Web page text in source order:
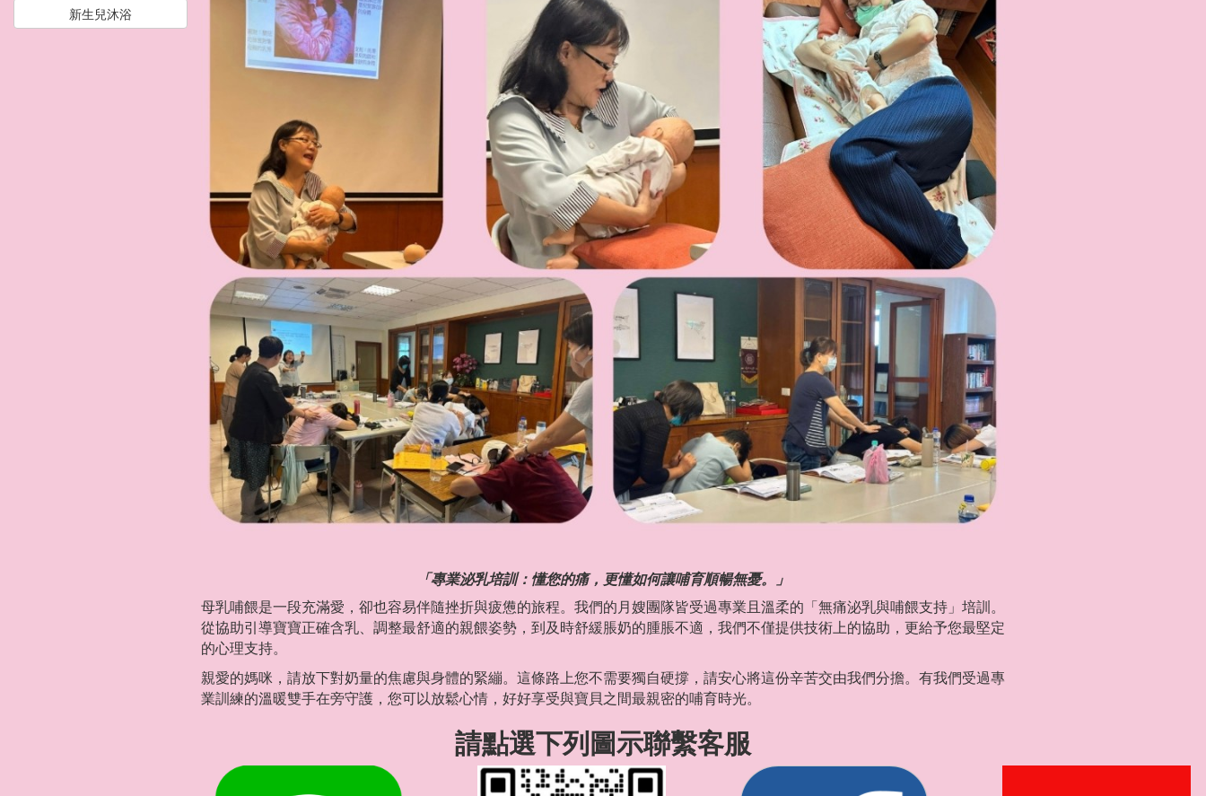
新生兒沐浴
「專業泌乳培訓：懂您的痛，更懂如何讓哺育順暢無憂。」
母乳哺餵是一段充滿愛，卻也容易伴隨挫折與疲憊的旅程。我們的月嫂團隊皆受過專業且溫柔的「無痛泌乳與哺餵支持」培訓。
從協助引導寶寶正確含乳、調整最舒適的親餵姿勢，到及時舒緩脹奶的腫脹不適，我們不僅提供技術上的協助，更給予您最堅定
的心理支持。
親愛的媽咪，請放下對奶量的焦慮與身體的緊繃。這條路上您不需要獨自硬撐，請安心將這份辛苦交由我們分擔。有我們受過專
業訓練的溫暖雙手在旁守護，您可以放鬆心情，好好享受與寶貝之間最親密的哺育時光。
請點選下列圖示聯繫客服